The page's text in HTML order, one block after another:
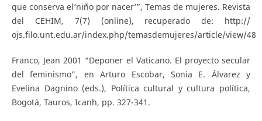
que conserva el‘niño por nacer’”, Temas de mujeres. Revista
del CEHIM, 7(7) (online), recuperado de: http://
ojs.filo.unt.edu.ar/index.php/temasdemujeres/article/view/48
Franco, Jean 2001 “Deponer el Vaticano. El proyecto secular
del feminismo”, en Arturo Escobar, Sonia E. Álvarez y
Evelina Dagnino (eds.), Política cultural y cultura política,
Bogotá, Tauros, Icanh, pp. 327-341.